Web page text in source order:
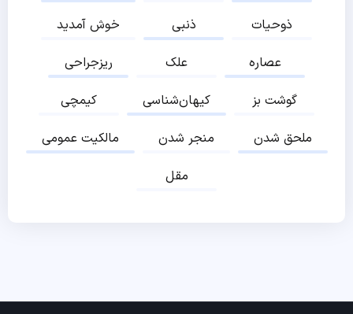
خوش آمدید
ذنبی
ذوحیات
ریزجراحی
علک
عصاره
کیمچی
کیهان‌شناسی
گوشت بز
مالکیت عمومی
منجر شدن
ملحق شدن
مقل